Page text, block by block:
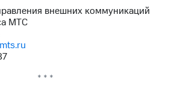
внешних коммуникаций
МТС
* * *